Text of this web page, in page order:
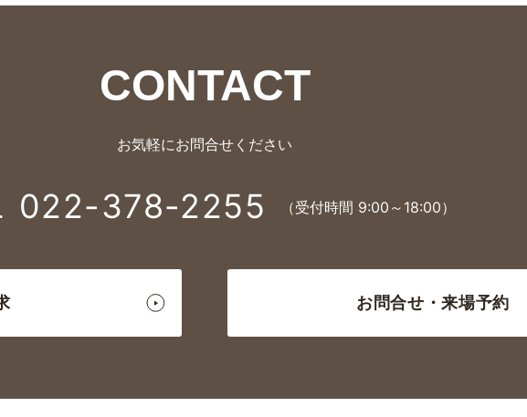
CONTACT
お気軽にお問合せください
022-378-2255 （受付時間 9:00～18:00）
お問合せ ・来場予約